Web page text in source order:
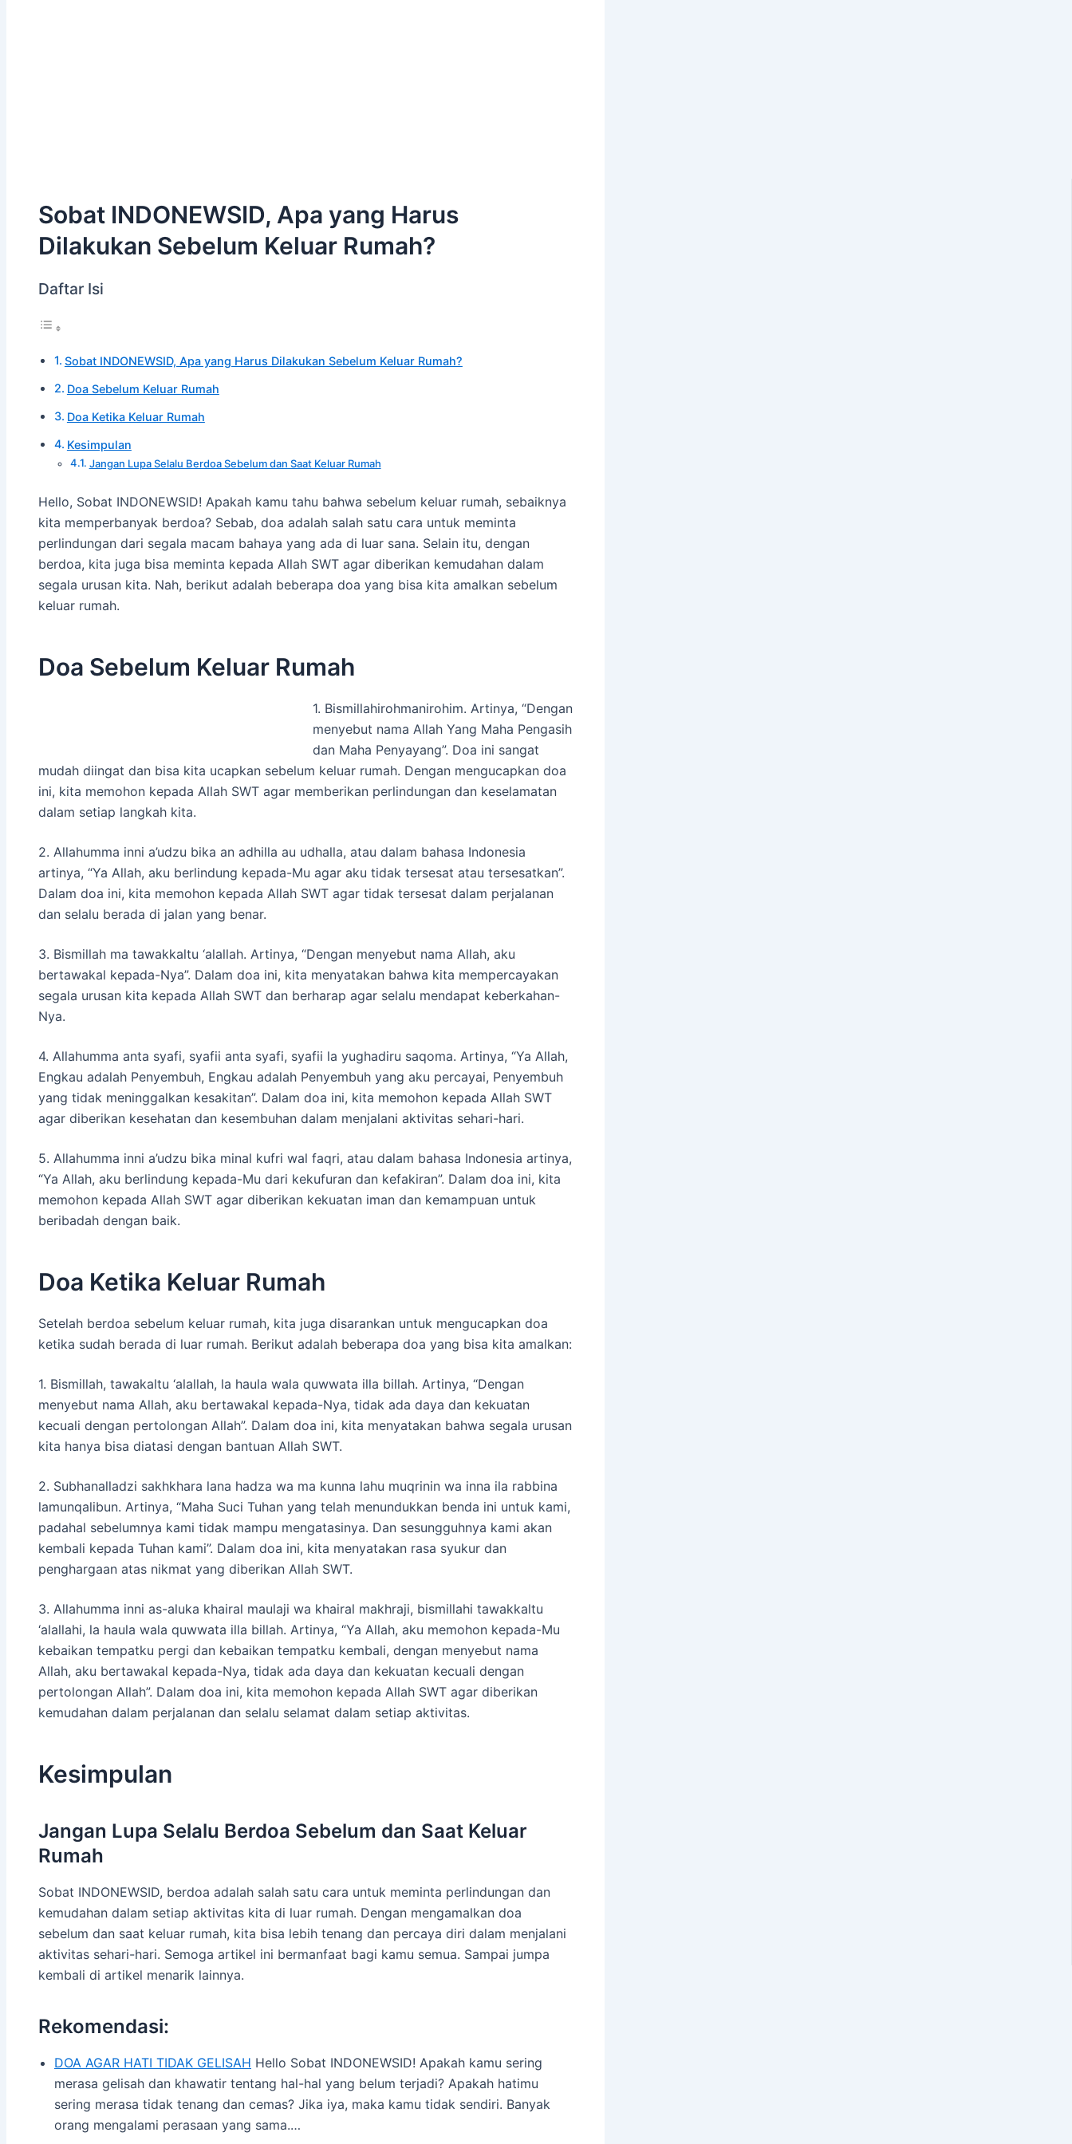
Sobat INDONEWSID, Apa yang Harus
Dilakukan Sebelum Keluar Rumah?
Daftar Isi
Sobat INDONEWSID, Apa yang Harus Dilakukan Sebelum Keluar Rumah?
Doa Sebelum Keluar Rumah
Doa Ketika Keluar Rumah
Kesimpulan
Jangan Lupa Selalu Berdoa Sebelum dan Saat Keluar Rumah
Hello, Sobat INDONEWSID! Apakah kamu tahu bahwa sebelum keluar rumah, sebaiknya
kita memperbanyak berdoa? Sebab, doa adalah salah satu cara untuk meminta
perlindungan dari segala macam bahaya yang ada di luar sana. Selain itu, dengan
berdoa, kita juga bisa meminta kepada Allah SWT agar diberikan kemudahan dalam
segala urusan kita. Nah, berikut adalah beberapa doa yang bisa kita amalkan sebelum
keluar rumah.
Doa Sebelum Keluar Rumah
1. Bismillahirohmanirohim. Artinya, “Dengan
menyebut nama Allah Yang Maha Pengasih
dan Maha Penyayang”. Doa ini sangat
mudah diingat dan bisa kita ucapkan sebelum keluar rumah. Dengan mengucapkan doa
ini, kita memohon kepada Allah SWT agar memberikan perlindungan dan keselamatan
dalam setiap langkah kita.
2. Allahumma inni a’udzu bika an adhilla au udhalla, atau dalam bahasa Indonesia
artinya, “Ya Allah, aku berlindung kepada-Mu agar aku tidak tersesat atau tersesatkan”.
Dalam doa ini, kita memohon kepada Allah SWT agar tidak tersesat dalam perjalanan
dan selalu berada di jalan yang benar.
3. Bismillah ma tawakkaltu ‘alallah. Artinya, “Dengan menyebut nama Allah, aku
bertawakal kepada-Nya”. Dalam doa ini, kita menyatakan bahwa kita mempercayakan
segala urusan kita kepada Allah SWT dan berharap agar selalu mendapat keberkahan-
Nya.
4. Allahumma anta syafi, syafii anta syafi, syafii la yughadiru saqoma. Artinya, “Ya Allah,
Engkau adalah Penyembuh, Engkau adalah Penyembuh yang aku percayai, Penyembuh
yang tidak meninggalkan kesakitan”. Dalam doa ini, kita memohon kepada Allah SWT
agar diberikan kesehatan dan kesembuhan dalam menjalani aktivitas sehari-hari.
5. Allahumma inni a’udzu bika minal kufri wal faqri, atau dalam bahasa Indonesia artinya,
“Ya Allah, aku berlindung kepada-Mu dari kekufuran dan kefakiran”. Dalam doa ini, kita
memohon kepada Allah SWT agar diberikan kekuatan iman dan kemampuan untuk
beribadah dengan baik.
Doa Ketika Keluar Rumah
Setelah berdoa sebelum keluar rumah, kita juga disarankan untuk mengucapkan doa
ketika sudah berada di luar rumah. Berikut adalah beberapa doa yang bisa kita amalkan:
1. Bismillah, tawakaltu ‘alallah, la haula wala quwwata illa billah. Artinya, “Dengan
menyebut nama Allah, aku bertawakal kepada-Nya, tidak ada daya dan kekuatan
kecuali dengan pertolongan Allah”. Dalam doa ini, kita menyatakan bahwa segala urusan
kita hanya bisa diatasi dengan bantuan Allah SWT.
2. Subhanalladzi sakhkhara lana hadza wa ma kunna lahu muqrinin wa inna ila rabbina
lamunqalibun. Artinya, “Maha Suci Tuhan yang telah menundukkan benda ini untuk kami,
padahal sebelumnya kami tidak mampu mengatasinya. Dan sesungguhnya kami akan
kembali kepada Tuhan kami”. Dalam doa ini, kita menyatakan rasa syukur dan
penghargaan atas nikmat yang diberikan Allah SWT.
3. Allahumma inni as-aluka khairal maulaji wa khairal makhraji, bismillahi tawakkaltu
‘alallahi, la haula wala quwwata illa billah. Artinya, “Ya Allah, aku memohon kepada-Mu
kebaikan tempatku pergi dan kebaikan tempatku kembali, dengan menyebut nama
Allah, aku bertawakal kepada-Nya, tidak ada daya dan kekuatan kecuali dengan
pertolongan Allah”. Dalam doa ini, kita memohon kepada Allah SWT agar diberikan
kemudahan dalam perjalanan dan selalu selamat dalam setiap aktivitas.
Kesimpulan
Jangan Lupa Selalu Berdoa Sebelum dan Saat Keluar
Rumah
Sobat INDONEWSID, berdoa adalah salah satu cara untuk meminta perlindungan dan
kemudahan dalam setiap aktivitas kita di luar rumah. Dengan mengamalkan doa
sebelum dan saat keluar rumah, kita bisa lebih tenang dan percaya diri dalam menjalani
aktivitas sehari-hari. Semoga artikel ini bermanfaat bagi kamu semua. Sampai jumpa
kembali di artikel menarik lainnya.
Rekomendasi:
DOA AGAR HATI TIDAK GELISAH Hello Sobat INDONEWSID! Apakah kamu sering
merasa gelisah dan khawatir tentang hal-hal yang belum terjadi? Apakah hatimu
sering merasa tidak tenang dan cemas? Jika iya, maka kamu tidak sendiri. Banyak
orang mengalami perasaan yang sama.…